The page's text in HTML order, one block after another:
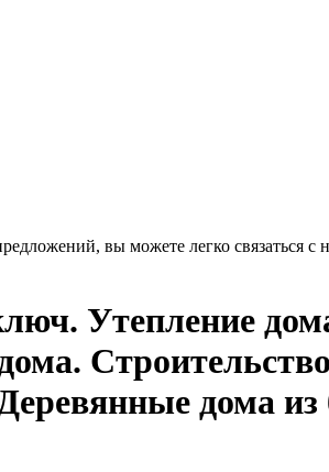
вы можете легко связаться с
Утепление
дома из